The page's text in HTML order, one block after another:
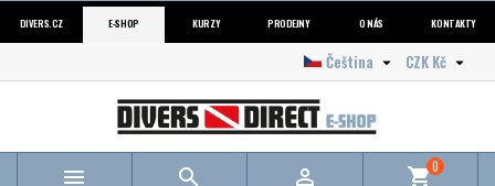
DIVERS.CZ E-SHOP KURZY PRODEJNY O NÁS KONTAKTY
CZK Kč 
Čeština 
   shopping_cart0